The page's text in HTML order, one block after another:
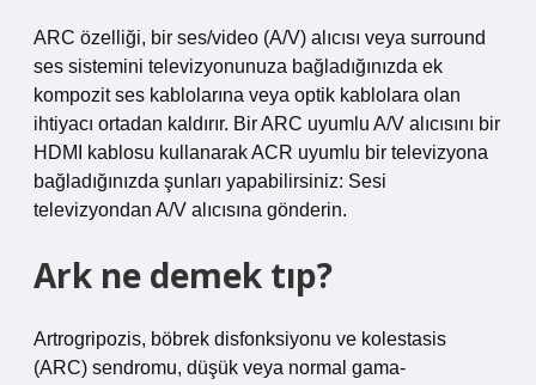
ARC özelliği, bir ses/video (A/V) alıcısı veya surround
ses sistemini televizyonunuza bağladığınızda ek
kompozit ses kablolarına veya optik kablolara olan
ihtiyacı ortadan kaldırır. Bir ARC uyumlu A/V alıcısını bir
HDMI kablosu kullanarak ACR uyumlu bir televizyona
bağladığınızda şunları yapabilirsiniz: Sesi
televizyondan A/V alıcısına gönderin.
Ark ne demek tıp?
Artrogripozis, böbrek disfonksiyonu ve kolestasis
(ARC) sendromu, düşük veya normal gama-